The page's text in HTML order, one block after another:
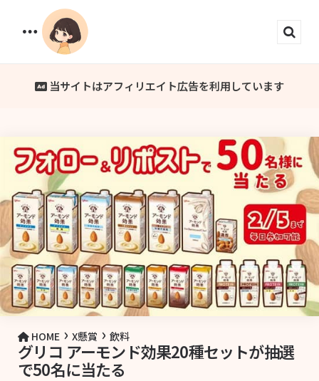
Menu
当サイトはアフィリエイト広告を利用しています
HOME › X懸賞 › 飲料
グリコ アーモンド効果20種セットが抽選
で50名に当たる